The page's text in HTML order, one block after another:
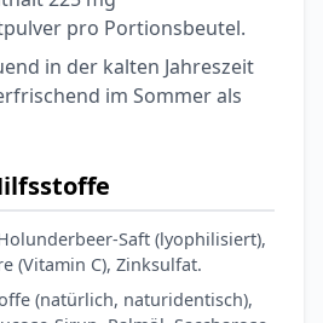
pro Portionsbeutel.
in der kalten Jahreszeit
im Sommer als
Saft (lyophilisiert),
(Vitamin C), Zinksulfat.
(natürlich, naturidentisch),